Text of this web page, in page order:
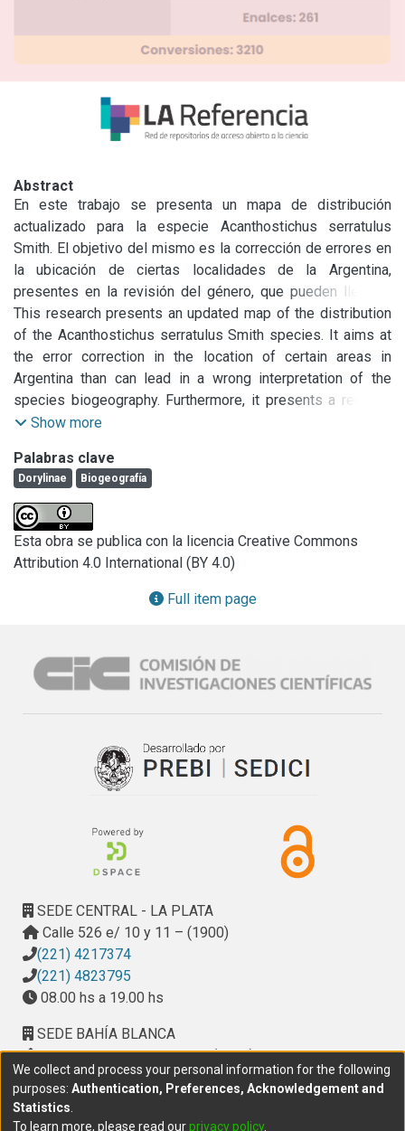
Abstract
En este trabajo se presenta un mapa de distribución
actualizado para la especie Acanthostichus serratulus
Smith. El objetivo del mismo es la corrección de errores en
la ubicación de ciertas localidades de la Argentina,
presentes en la revisión del género, que pueden llevar a
una interpretación incorrecta de la biogeografía de la
especie. Además se presenta registro de una nueva
colecta para la Provincia de Entre Ríos, Argentina.
This research presents an updated map of the distribution
of the Acanthostichus serratulus Smith species. It aims at
the error correction in the location of certain areas in
Argentina than can lead in a wrong interpretation of the
species biogeography. Furthermore, it presents a register
of a new collection for Entre Ríos Province, Argentina.
Show more
Palabras clave
Dorylinae Biogeografía
Esta obra se publica con la licencia Creative Commons
Attribution 4.0 International (BY 4.0)
Full item page
SEDE CENTRAL - LA PLATA
Calle 526 e/ 10 y 11 – (1900)
(221) 4217374
(221) 4823795
08.00 hs a 19.00 hs
SEDE BAHÍA BLANCA
Calle Ciudad de Cali 320 – (8000). Universidad
Provincial del Sudoeste (UPSO)
(291) 459 2550, interno 147
10.00 h a 14.00 h
We collect and process your personal information for the following
purposes: Authentication, Preferences, Acknowledgement and
Statistics
To learn more, please read ourprivacy policy.